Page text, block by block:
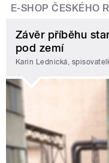
E-SHOP ČESKÉHO
Závěr příběhu
pod zemí
Karin Lednická,